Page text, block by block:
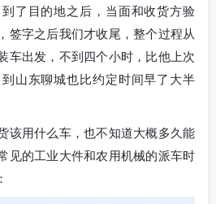
了目的地之后，当面和收货方验
签字之后我们才收尾，整个过程从
车出发，不到四个小时，比他上次
山东聊城也比约定时间早了大半
该用什么车，也不知道大概多久能
见的工业大件和农用机械的派车时